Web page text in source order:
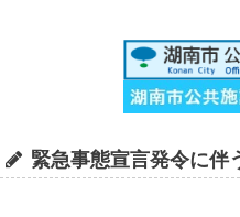
緊急事態宣言発令に伴